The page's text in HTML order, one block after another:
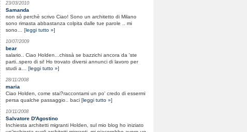
23/03/2010
Samanda
non sò perchè scrivo Ciao! Sono un architetto di Milano
sono rimasta abbastanza colpita dalle tue parole .. mi
sono… [leggi tutto »]
10/07/2009
bear
salario.. Ciao Holden...chissà se bazzichi ancora da 'ste
parti..spero di si! Ho trovato diversi annunci di lavoro per
studi a… [leggi tutto »]
28/11/2008
maria
Ciao Holden, come stai?raccontami un po' credo di essermi
persa qualche passaggio.. baci [leggi tutto »]
10/11/2008
Salvatore D'Agostino
Inchiesta architetti migranti Holden, sul mio blog ho iniziato